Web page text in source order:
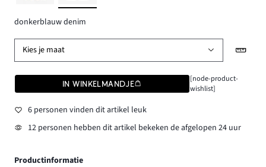
donkerblauw denim
Kies je maat
IN WINKELMANDJE
[node-product-
wishlist]
6 personen vinden dit artikel leuk
12 personen hebben dit artikel bekeken de afgelopen 24 uur
Productinformatie